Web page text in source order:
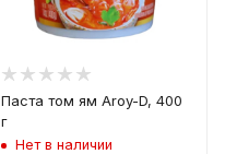
Паста том ям Aroy-D, 400
г
Нет в наличии